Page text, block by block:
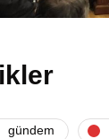
gündem